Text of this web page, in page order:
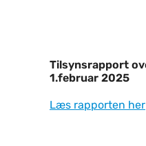
Tilsynsrapport
1.februar 2025
Læs rapporten her